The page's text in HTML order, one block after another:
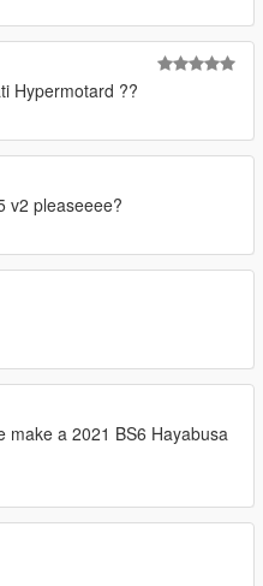
Hypermotard ??
v2 pleaseeee?
make a 2021 BS6 Hayabusa